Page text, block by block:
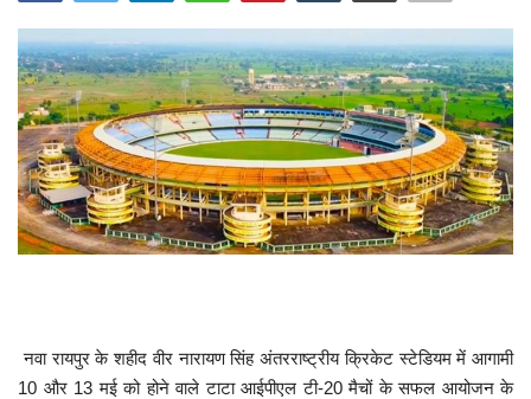
मनोरंजन
राज्य
दुनिया
खेल
लाइफस्टाइल
नवा रायपुर के शहीद वीर नारायण सिंह अंतरराष्ट्रीय क्रिकेट स्टेडियम में आगामी
10 और 13 मई को होने वाले टाटा आईपीएल टी-20 मैचों के सफल आयोजन के